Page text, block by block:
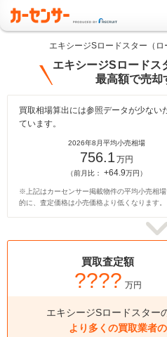
エキシージSロードスター（
エキシージSロードス
最高額で売却
買取相場算出には参照データが少ない
ています。
2026年8月平均小売相場
756.1 万円
（前月比： +64.9万円）
※上記はカーセンサー掲載物件の平均小売相
的に、査定価格は小売価格より低くなります。
買取査定額
???? 万円
エキシージSロードスター
より多くの買取業者